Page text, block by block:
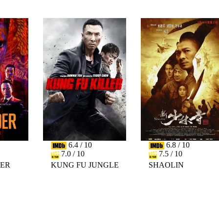
6.4 / 10
7.0 / 10
KUNG FU JUNGLE
6.8 / 10
7.5 / 10
SHAOLIN